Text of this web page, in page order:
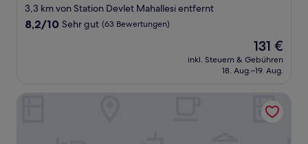
3,3 km von Station Devlet Mahallesi entfernt
8.2
Bewertungen)
8,2/10 Sehr gut (63 Bewertungen)
Der
Preis
beträgt
131 €
inkl. Steuern & Gebühren
18. Aug.–19. Aug.